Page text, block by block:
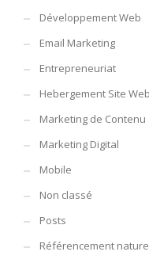
Développement Web
Email Marketing
Entrepreneuriat
Hebergement Site Web
Marketing de Contenu
Marketing Digital
Mobile
Non classé
Posts
Référencement